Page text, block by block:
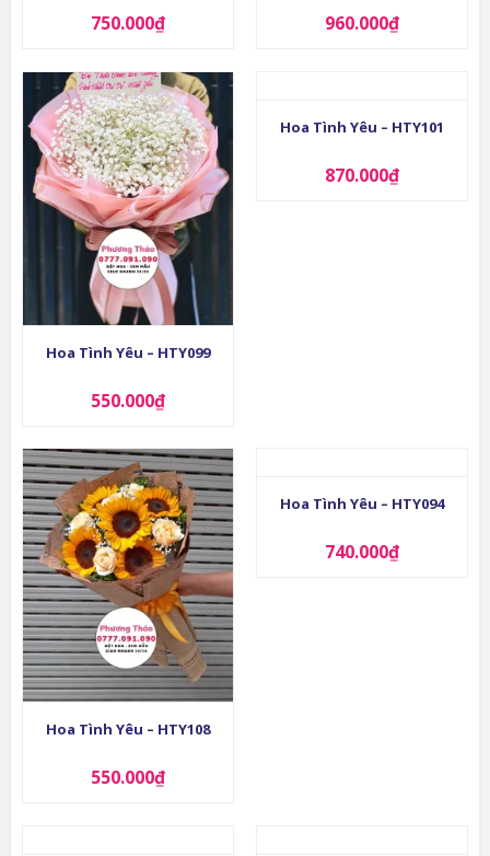
750.000₫ 960.000₫
Hoa Tình Yêu – HTY099
550.000₫
Hoa Tình Yêu – HTY101
870.000₫
Hoa Tình Yêu – HTY108
550.000₫
Hoa Tình Yêu – HTY094
740.000₫